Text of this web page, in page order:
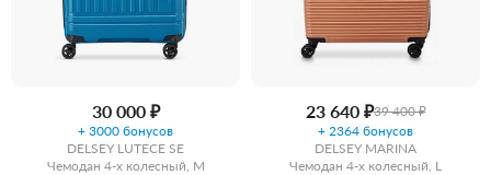
30 000 ₽
+ 3000 бонусов
DELSEY LUTECE SE
Чемодан 4-х колесный, M
23 640 ₽39 400 ₽
+ 2364 бонусов
DELSEY MARINA
Чемодан 4-х колесный, L